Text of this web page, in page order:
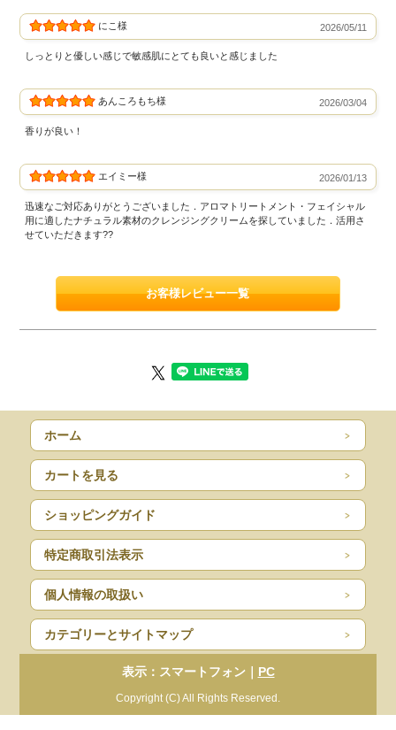
にこ様 2026/05/11
しっとりと優しい感じで敏感肌にとても良いと感じました
あんころもち様 2026/03/04
香りが良い！
エイミー様 2026/01/13
迅速なご対応ありがとうございました．アロマトリートメント・フェイシャル
用に適したナチュラル素材のクレンジングクリームを探していました．活用さ
せていただきます??
お客様レビュー一覧
ホーム
カートを見る
ショッピングガイド
特定商取引法表示
個人情報の取扱い
カテゴリーとサイトマップ
表示：スマートフォン｜ PC
Copyright (C) All Rights Reserved.